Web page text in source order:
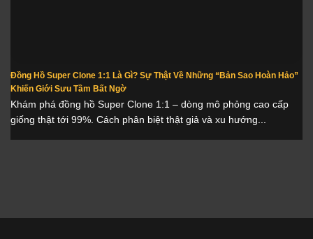
Đồng Hồ Super Clone 1:1 Là Gì? Sự Thật Về Những “Bản Sao Hoàn Hảo”
Khiến Giới Sưu Tầm Bất Ngờ
Khám phá đồng hồ Super Clone 1:1 – dòng mô phỏng cao cấp
giống thật tới 99%. Cách phân biệt thật giả và xu hướng...